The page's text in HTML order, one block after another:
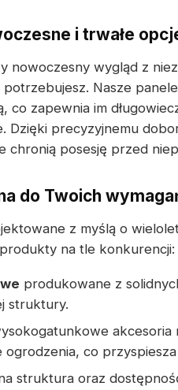
i trwałe
nowoczesny wygląd z
potrzebujesz. Nasze
co zapewnia im
Dzięki precyzyjnemu
chronią posesję przed
do Twoich
z myślą o
na tle konkurencji:
produkowane z
struktury.
co przyspiesza
struktura oraz